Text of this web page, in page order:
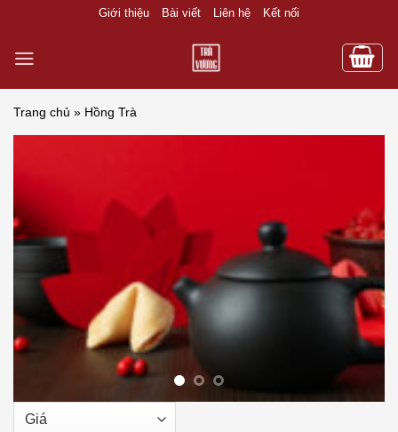
content
Giới thiệu Bài viết Liên hệ Kết nối
Trang chủ » Hồng Trà